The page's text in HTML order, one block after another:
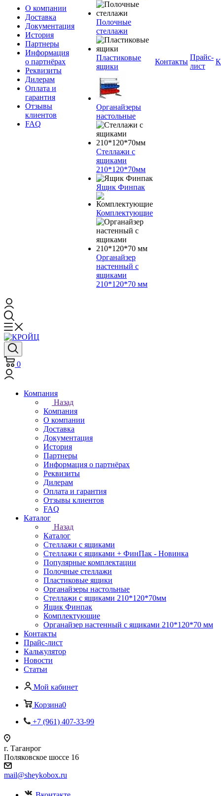
О компании
Доставка
Документация
История
Партнеры
Информация
о партнёрах
Реквизиты
Дилерам
Оплата и
гарантия
Отзывы
клиентов
FAQ
Полочные
стеллажи
Пластиковые
ящики
Органайзеры
настольные
Стеллажи с
ящиками
210*120*70мм
Ящик Финпак
Комплектующие
Органайзер
настенный с
ящиками
210*120*70 мм
Контакты
Прайс-
лист
0
Компания
Назад
Компания
О компании
Доставка
Документация
История
Партнеры
Информация о партнёрах
Реквизиты
Дилерам
Оплата и гарантия
Отзывы клиентов
FAQ
Каталог
Назад
Каталог
Стеллажи с ящиками
Стеллажи с ящиками + ФинПак - Новинка
Популярные комплектации
Полочные стеллажи
Пластиковые ящики
Органайзеры настольные
Стеллажи с ящиками 210*120*70мм
Ящик Финпак
Комплектующие
Органайзер настенный с ящиками 210*120*70 мм
Контакты
Прайс-лист
Калькулятор
Новости
Статьи
Мой кабинет
Корзина0
+7 (961) 407-33-99
г. Таганрог
Поляковское шоссе 16
mail@sheykobox.ru